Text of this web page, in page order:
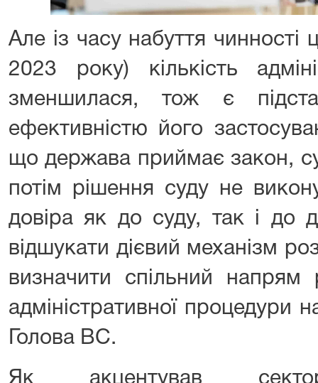
Але із часу набуття
2023 року) кількість
зменшилася, тож є
ефективністю його
що держава приймає закон,
потім рішення суду не
довіра як до суду, так і до
відшукати дієвий механізм
визначити спільний напрям
адміністративної процедури
Голова ВС.
Як акцентував